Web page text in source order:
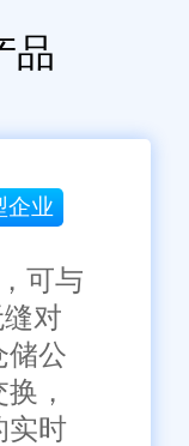
品
企业
可与
对
储公
，
实时